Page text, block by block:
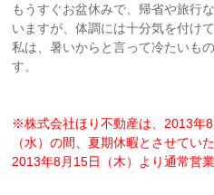
もうすぐお盆休みで、帰省や旅行
いますが、体調には十分気を付け
私は、暑いからと言って冷たいも
す。
※株式会社ほり不動産は、2013年
（水）の間、夏期休暇とさせてい
2013年8月15日（木）より通常営業